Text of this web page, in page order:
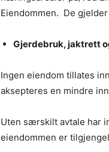
Eiendommen. De
Gjerdebruk, jaktrett
Ingen eiendom tillates
aksepteres en mindre
Uten særskilt avtale har
eiendommen er